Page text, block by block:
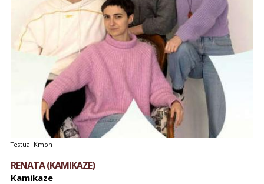
Testua: Kmon
RENATA (KAMIKAZE)
Kamikaze